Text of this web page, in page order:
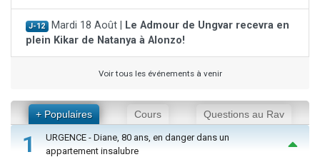
J-12 Mardi 18 Août |
Le Admour de Ungvar recevra en
plein Kikar de Natanya à Alonzo!
Voir tous les événements à venir
+ Populaires Cours Questions au Rav
1
URGENCE - Diane, 80 ans, en danger dans un
appartement insalubre